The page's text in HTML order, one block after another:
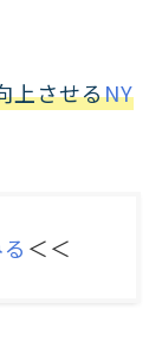
上させるNY
＜＜